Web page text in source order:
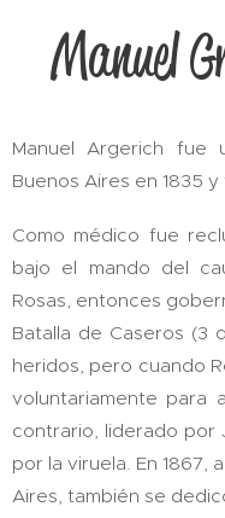
Manuel
Manuel Argerich fue
Buenos Aires en 1835 y
Como médico fue
bajo el mando del
Rosas, entonces
Batalla de Caseros (3
heridos, pero cuando
voluntariamente para
contrario, liderado por
por la viruela. En
Aires, también se